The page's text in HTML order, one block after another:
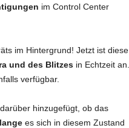
im Control Center
im Hintergrund! Jetzt ist diese
und des Blitzes in Echtzeit an.
verfügbar.
hinzugefügt, ob das
es sich in diesem Zustand